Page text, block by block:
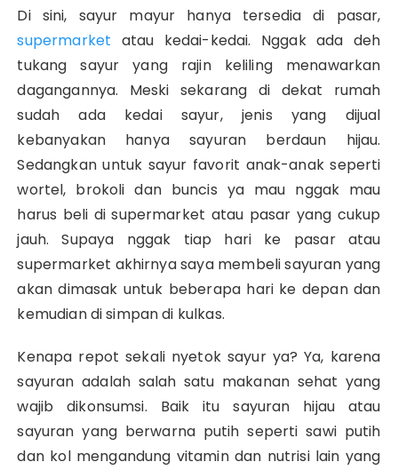
Di sini, sayur mayur hanya tersedia di pasar,
supermarket atau kedai-kedai. Nggak ada deh
tukang sayur yang rajin keliling menawarkan
dagangannya. Meski sekarang di dekat rumah
sudah ada kedai sayur, jenis yang dijual
kebanyakan hanya sayuran berdaun hijau.
Sedangkan untuk sayur favorit anak-anak seperti
wortel, brokoli dan buncis ya mau nggak mau
harus beli di supermarket atau pasar yang cukup
jauh. Supaya nggak tiap hari ke pasar atau
supermarket akhirnya saya membeli sayuran yang
akan dimasak untuk beberapa hari ke depan dan
kemudian di simpan di kulkas.
Kenapa repot sekali nyetok sayur ya? Ya, karena
sayuran adalah salah satu makanan sehat yang
wajib dikonsumsi. Baik itu sayuran hijau atau
sayuran yang berwarna putih seperti sawi putih
dan kol mengandung vitamin dan nutrisi lain yang